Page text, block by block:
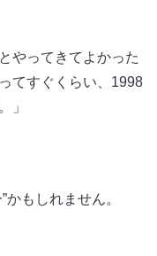
やってきてよかった
てすぐくらい、1998
」
もしれません。